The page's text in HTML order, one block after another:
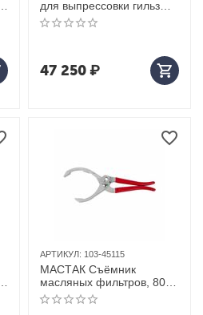
для выпрессовки гильз
цилиндров блока 60-160
мм, кейс, 4 предмета
47 250₽
АРТИКУЛ: 103-45115
МАСТАК Съёмник
масляных фильтров, 80-
115 мм, шарнирно-
губцевый